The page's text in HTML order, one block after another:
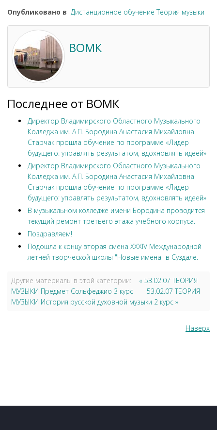
Опубликовано в Дистанционное обучение Теория музыки
ВОМК
Последнее от ВОМК
Директор Владимирского Областного Музыкального
Колледжа им. А.П. Бородина Анастасия Михайловна
Старчак прошла обучение по программе «Лидер
будущего: управлять результатом, вдохновлять идеей»
Директор Владимирского Областного Музыкального
Колледжа им. А.П. Бородина Анастасия Михайловна
Старчак прошла обучение по программе «Лидер
будущего: управлять результатом, вдохновлять идеей»
В музыкальном колледже имени Бородина проводится
текущий ремонт третьего этажа учебного корпуса.
Поздравляем!
Подошла к концу вторая смена XXXIV Международной
летней творческой школы "Новые имена" в Суздале.
Другие материалы в этой категории:
« 53.02.07 ТЕОРИЯ
МУЗЫКИ Предмет Сольфеджио 3 курс
53.02.07 ТЕОРИЯ
МУЗЫКИ История русской духовной музыки 2 курс »
Наверх